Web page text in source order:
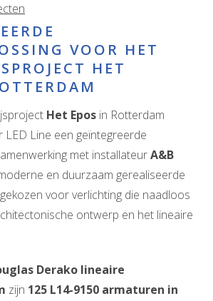
VOOR HET
HET
Het Epos in Rotterdam
LED Line een geïntegreerde
met installateurA&B
en duurzaam gerealiseerde
voor verlichting die naadloos
ontwerp en het lineaire
Derako lineaire
zijn 125 L14-9150 armaturen in